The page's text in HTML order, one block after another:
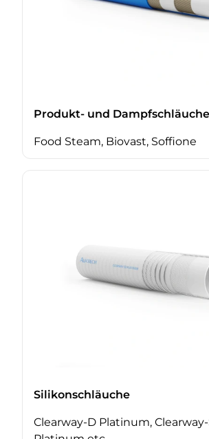
Produkt- und Dampfschläuche
Food Steam, Biovast, Soffione
Silikonschläuche
Clearway-D Platinum,